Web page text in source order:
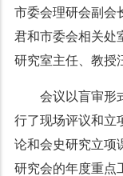
市委会理研会副会
君和市委会相关处
研究室主任、教授
会议以盲审形
行了现场评议和立
论和会史研究立项
研究会的年度重点